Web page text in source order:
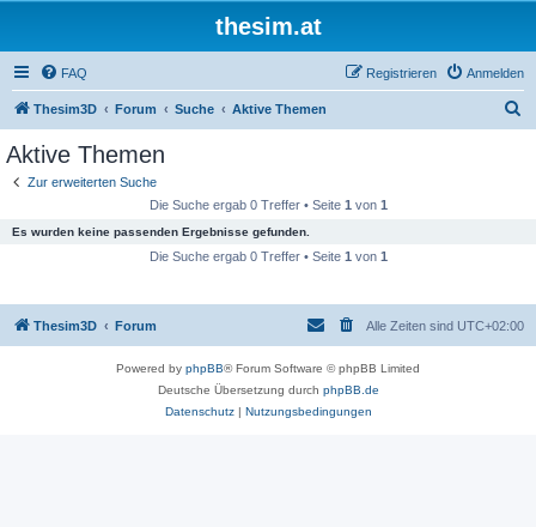
thesim.at
FAQ Anmelden
Registrieren
Thesim3D Forum Suche Aktive Themen
Aktive Themen
Zur erweiterten Suche
Die Suche ergab 0 Treffer • Seite 1 von 1
Es wurden keine passenden Ergebnisse gefunden.
Die Suche ergab 0 Treffer • Seite 1 von 1
Thesim3D Forum Alle Zeiten sind UTC+02:00
Powered by phpBB® Forum Software © phpBB Limited
Deutsche Übersetzung durch phpBB.de
Datenschutz| Nutzungsbedingungen